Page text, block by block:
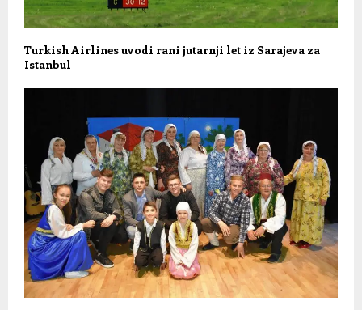
Turkish Airlines uvodi rani jutarnji let iz Sarajeva za
Istanbul